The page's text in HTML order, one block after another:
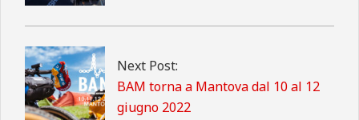
Next Post:
BAM torna a Mantova dal 10 al 12
giugno 2022